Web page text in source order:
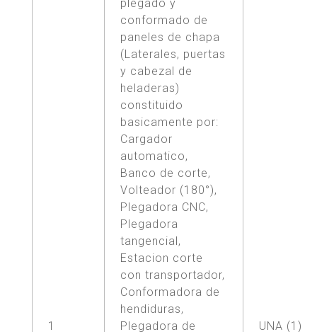
1
plegado y
conformado de
paneles de chapa
(Laterales, puertas
y cabezal de
heladeras)
constituido
basicamente por:
Cargador
automatico,
Banco de corte,
Volteador (180°),
Plegadora CNC,
Plegadora
tangencial,
Estacion corte
con transportador,
Conformadora de
hendiduras,
Plegadora de
UNA (1)